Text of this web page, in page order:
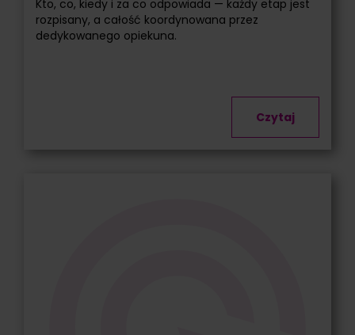
Kto, co, kiedy i za co odpowiada — każdy etap jest
rozpisany, a całość koordynowana przez
dedykowanego opiekuna.
Czytaj